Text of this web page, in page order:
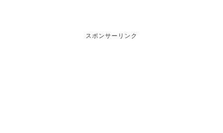
スポンサーリンク